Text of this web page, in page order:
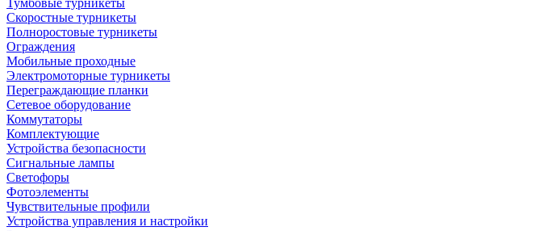
Тумбовые турникеты
Скоростные турникеты
Полноростовые турникеты
Ограждения
Мобильные проходные
Электромоторные турникеты
Переграждающие планки
Сетевое оборудование
Коммутаторы
Комплектующие
Устройства безопасности
Сигнальные лампы
Светофоры
Фотоэлементы
Чувствительные профили
Устройства управления и настройки